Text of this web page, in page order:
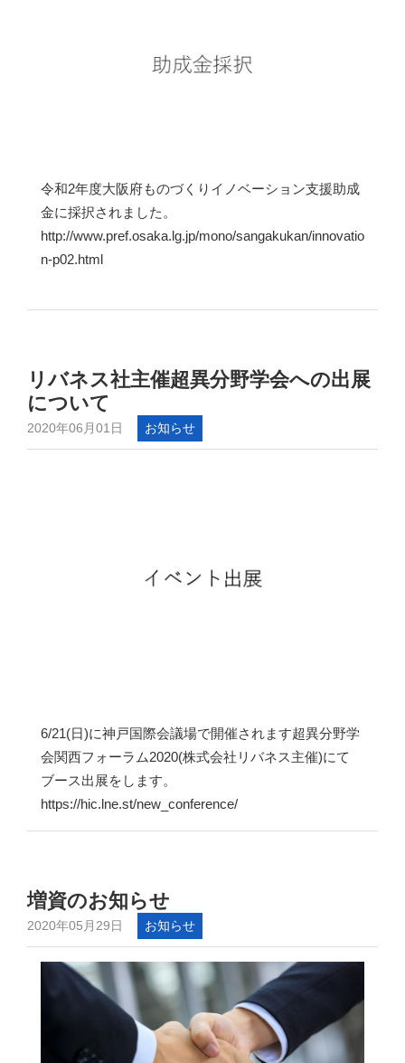
令和2年度大阪府ものづくりイノベーション支援助成
金に採択されました。
http://www.pref.osaka.lg.jp/mono/sangakukan/innovatio
n-p02.html
リバネス社主催超異分野学会への出展
について
2020年06月01日 お知らせ
6/21(日)に神戸国際会議場で開催されます超異分野学
会関西フォーラム2020(株式会社リバネス主催)にて
ブース出展をします。
https://hic.lne.st/new_conference/
増資のお知らせ
2020年05月29日 お知らせ